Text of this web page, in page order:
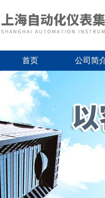
首页 公司简